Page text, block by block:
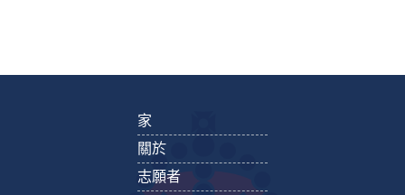
家
關於
志願者